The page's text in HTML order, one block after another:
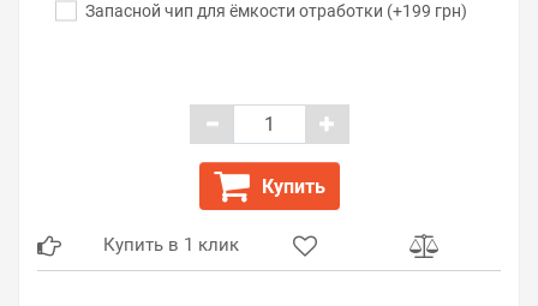
Запасной чип для ёмкости отработки (+199 грн)
Купить
Купить в 1 клик